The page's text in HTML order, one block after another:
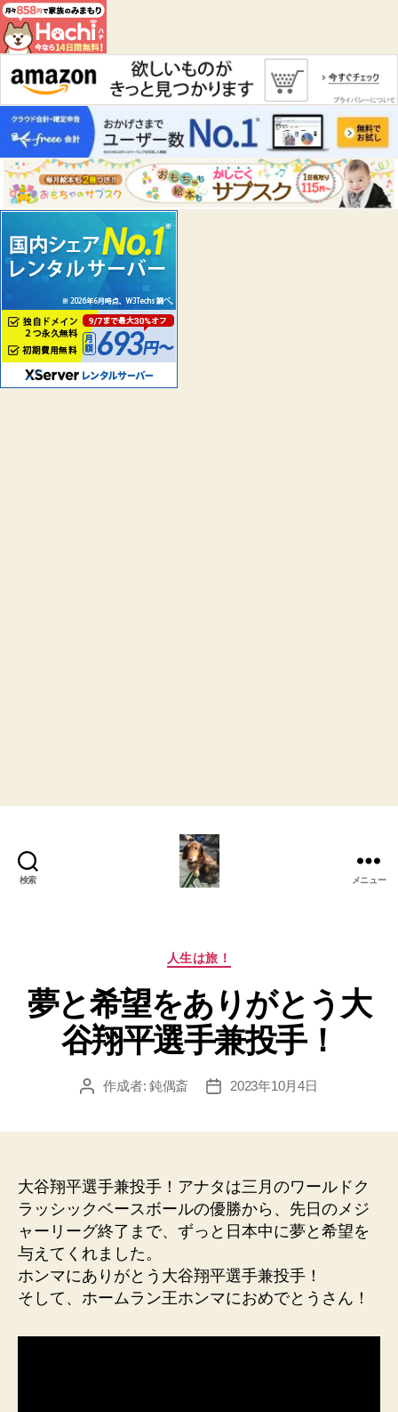
検索
さ
や
き！
メニュー
カ
ゴ
リ
ー
人生は旅！
夢と希望をありがとう大
谷翔平選手兼投手！
投
作成者: 鈍偶斎
投
2023年10月4日
大谷翔平選手兼投手！アナタは三月のワールドク
ラッシックベースボールの優勝から、先日のメジ
ャーリーグ終了まで、ずっと日本中に夢と希望を
与えてくれました。
ホンマにありがとう大谷翔平選手兼投手！
そして、ホームラン王ホンマにおめでとうさん！